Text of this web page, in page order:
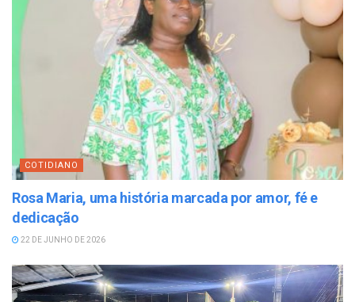
COTIDIANO
Rosa Maria, uma história marcada por amor, fé e
dedicação
22 DE JUNHO DE 2026